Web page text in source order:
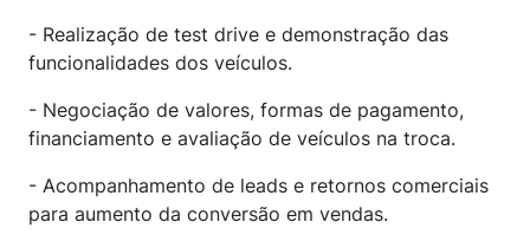
- Realização de test drive e demonstração das
funcionalidades dos veículos.
- Negociação de valores, formas de pagamento,
financiamento e avaliação de veículos na troca.
- Acompanhamento de leads e retornos comerciais
para aumento da conversão em vendas.